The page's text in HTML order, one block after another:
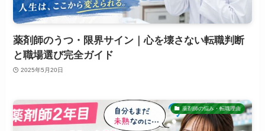
薬剤師のうつ・限界サイン｜心を壊さない転職判断
と職場選び完全ガイド
2025年5月20日
薬剤師の悩み・転職理由